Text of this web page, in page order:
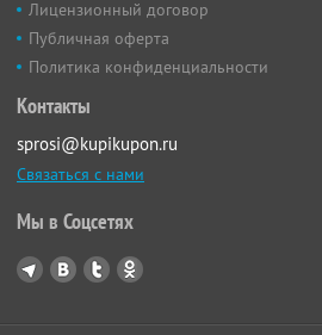
Лицензионный договор
Публичная оферта
Политика конфиденциальности
Контакты
sprosi@kupikupon.ru
Связаться с нами
Мы в Соцсетях